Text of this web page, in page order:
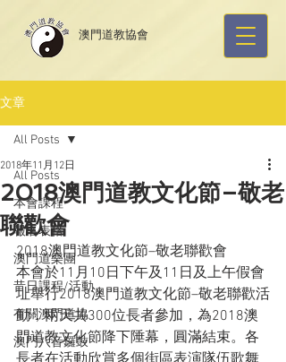
​澳門道教協會
文章
All Posts
本會課程
報名表格
澳門道樂團
昔日課程/活動
有關澳門道協
澳門八音鑼鼓
All Posts
2018澳門道教文化節–敬老
聯歡會
2018年11月12日
2018澳門道教文化節–敬老聯歡會
本會於11月10日下午及11日及上午假會
址舉行2018澳門道教文化節–敬老聯歡活
動，兩天共300位長者參加，為2018澳
門道教文化節降下陲幕，圓滿結束。各